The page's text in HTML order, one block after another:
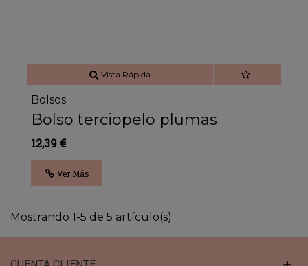
Vista Rápida
Bolsos
Bolso terciopelo plumas
12,39 €
Ver Más
Mostrando 1-5 de 5 artículo(s)